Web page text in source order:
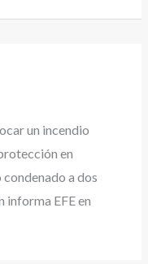
un incendio
en
a dos
informa EFE en